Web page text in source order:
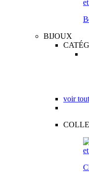
BIJOUX
voir tout